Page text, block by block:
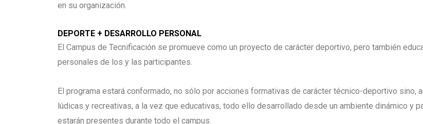
en su organización.
DEPORTE + DESARROLLO PERSONAL
El Campus de Tecnificación se promueve como un proyecto de carácter deportivo, pero también
personales de los y las participantes.
El programa estará conformado, no sólo por acciones formativas de carácter técnico-deportivo sino,
lúdicas y recreativas, a la vez que educativas, todo ello desarrollado desde un ambiente dinámico y
estarán presentes durante todo el campus.